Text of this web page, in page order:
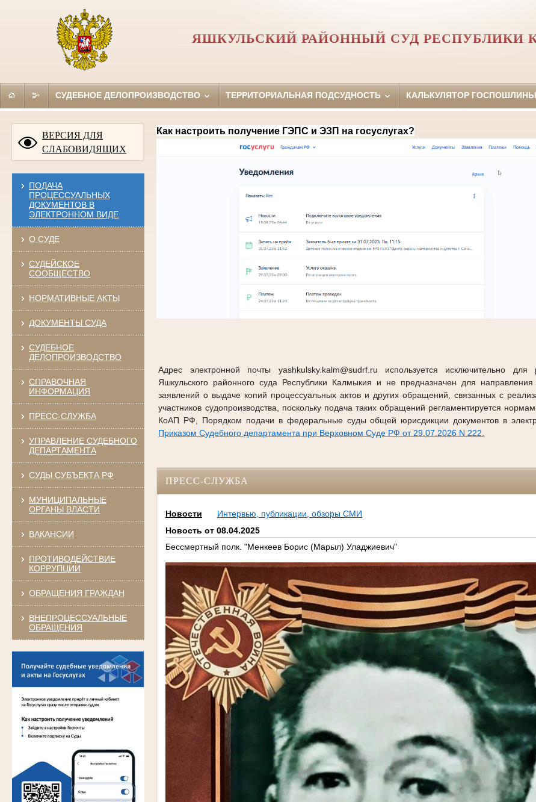
ЯШКУЛЬСКИЙ РАЙОННЫЙ СУД РЕСПУБЛИКИ
СУДЕБНОЕ ДЕЛОПРОИЗВОДСТВО ТЕРРИТОРИАЛЬНАЯ ПОДСУДНОСТЬ КАЛЬКУЛЯТОР ГОСПОШЛИНЫ
ВЕРСИЯ ДЛЯ
СЛАБОВИДЯЩИХ
ПОДАЧА
ПРОЦЕССУАЛЬНЫХ
ДОКУМЕНТОВ В
ЭЛЕКТРОННОМ ВИДЕ
О СУДЕ
СУДЕЙСКОЕ
СООБЩЕСТВО
НОРМАТИВНЫЕ АКТЫ
ДОКУМЕНТЫ СУДА
СУДЕБНОЕ
ДЕЛОПРОИЗВОДСТВО
СПРАВОЧНАЯ
ИНФОРМАЦИЯ
ПРЕСС-СЛУЖБА
УПРАВЛЕНИЕ СУДЕБНОГО
ДЕПАРТАМЕНТА
СУДЫ СУБЪЕКТА РФ
МУНИЦИПАЛЬНЫЕ
ОРГАНЫ ВЛАСТИ
ВАКАНСИИ
ПРОТИВОДЕЙСТВИЕ
КОРРУПЦИИ
ОБРАЩЕНИЯ ГРАЖДАН
ВНЕПРОЦЕССУАЛЬНЫЕ
ОБРАЩЕНИЯ
Как настроить получение ГЭПС и ЭЗП на госуслугах?
Адрес электронной почты yashkulsky.kalm@sudrf.ru используется исключительно для
Яшкульского районного суда Республики Калмыкия и не предназначен для
заявлений о выдаче копий процессуальных актов и других обращений, связанных с
участников судопроизводства, поскольку подача таких обращений регламентируется
КоАП РФ, Порядком подачи в федеральные суды общей юрисдикции документов в
Приказом Судебного департамента при Верховном Суде РФ от 29.07.2026 N 222.
ПРЕСС-СЛУЖБА
Новости
Интервью, публикации, обзоры СМИ
Новость от 08.04.2025
Бессмертный полк. "Менкеев Борис (Марыл) Уладжиевич"